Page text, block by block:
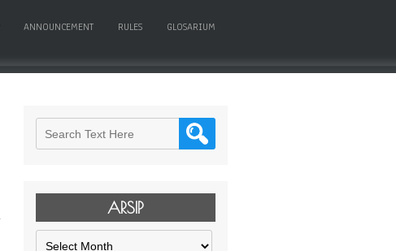
ANNOUNCEMENT RULES GLOSARIUM
ARSIP
Arsip